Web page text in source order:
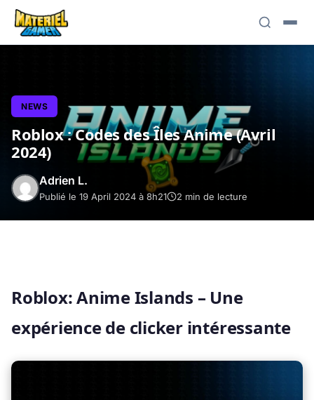
NEWS
Roblox : Codes des Îles Anime (Avril
2024)
Adrien L.
Publié le 19 April 2024 à 8h21 2 min de lecture
Roblox: Anime Islands – Une
expérience de clicker intéressante